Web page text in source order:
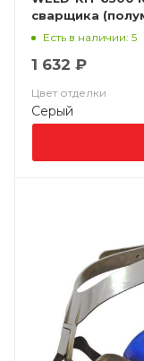
сварщика
фильтр P3R)
Есть в наличии: 5
1 632 ₽
Цвет отделки
Серый